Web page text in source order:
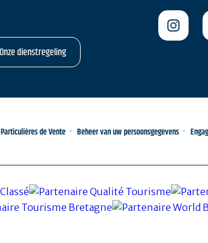
Onze dienstregeling
de Vente Beheer van uw persoonsgegevens